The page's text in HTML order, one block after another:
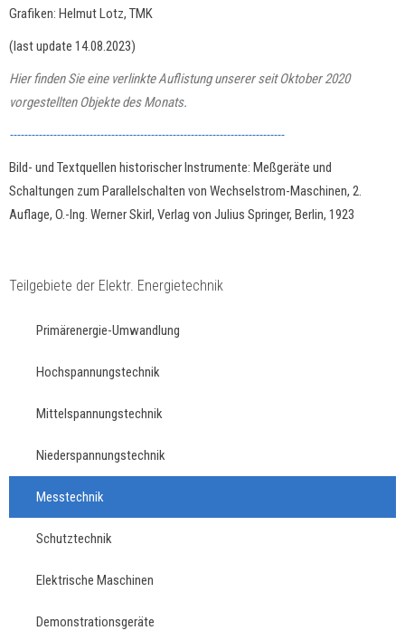
Grafiken: Helmut Lotz, TMK
(last update 14.08.2023)
Hier finden Sie eine verlinkte Auflistung unserer seit Oktober 2020
vorgestellten Objekte des Monats.
----------------------------------------------------------------------------
Bild- und Textquellen historischer Instrumente: Meßgeräte und
Schaltungen zum Parallelschalten von Wechselstrom-Maschinen, 2.
Auflage, O.-Ing. Werner Skirl, Verlag von Julius Springer, Berlin, 1923
Teilgebiete der Elektr. Energietechnik
Primärenergie-Umwandlung
Hochspannungstechnik
Mittelspannungstechnik
Niederspannungstechnik
Messtechnik
Schutztechnik
Elektrische Maschinen
Demonstrationsgeräte